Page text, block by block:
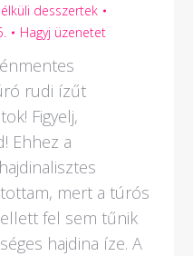
desszertek
Hagyj üzenetet
rudi ízűt
Figyelj,
Ehhez a
mert a túrós
fel sem tűnik
hajdina íze. A